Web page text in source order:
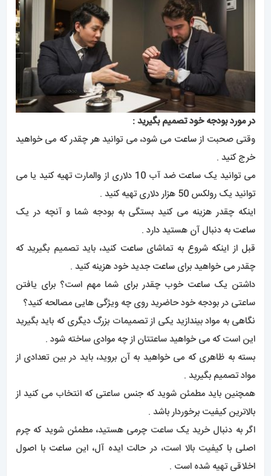
در مورد بودجه خود تصمیم بگیرید :
وقتی صحبت ازساعت می شود، می توانید هر چقدر که می خواهید
خرج کنید .
می توانید یک ساعت
ضد آب 10 دلاری از والمارت تهیه کنید یا می
توانید یک رولکس 50 هزار دلاری تهیه کنید .
اینکه چقدر هزینه می کنید بستگی به بودجه شما و آنچه در یک
ساعت به دنبال آن هستید دارد .
قبل از اینکه شروع به تماشایساعت کنید، باید تصمیم بگیرید که
چقدر می خواهید برای ساعت جدید خود هزینه کنید .
داشتن یکساعت خوب چقدر برای شما مهم است؟ برای یافتن
ساعتی در بودجه خود حاضرید روی چه ویژگی هایی مصالحه کنید؟
نگاهی به مواد بیندازید یکی از تصمیمات بزرگ دیگری که باید بگیرید
این است که می خواهید ساعتتان از چه موادی ساخته شود .
بسته به ظاهری که می خواهید به آن بروید، باید در بین تعدادی از
مواد تصمیم بگیرید .
همچنین باید مطمئن شوید که جنس ساعتی که انتخاب می کنید از
بالاترین کیفیت برخوردار باشد .
اگر به دنبال خرید یک ساعت چرمی هستید، مطمئن شوید که چرم
اصلی با کیفیت بالا است، در حالت ایده آل، این ساعت با اصول
اخلاقی تهیه شده است .